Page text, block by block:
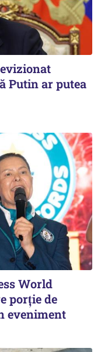
Putin ar putea
World
porție de
eveniment